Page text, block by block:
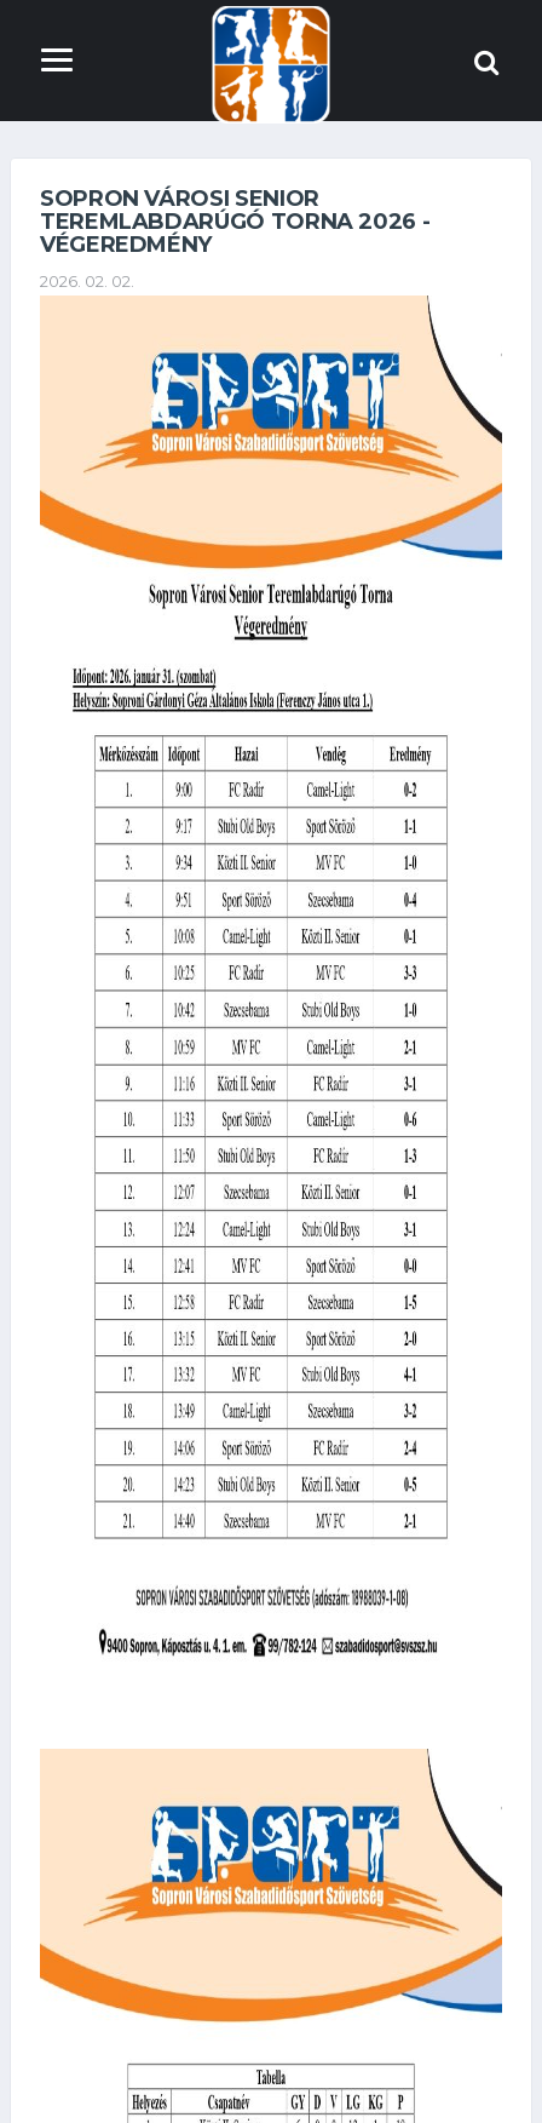
SOPRON VÁROSI SENIOR
TEREMLABDARÚGÓ TORNA 2026 -
VÉGEREDMÉNY
2026. 02. 02.